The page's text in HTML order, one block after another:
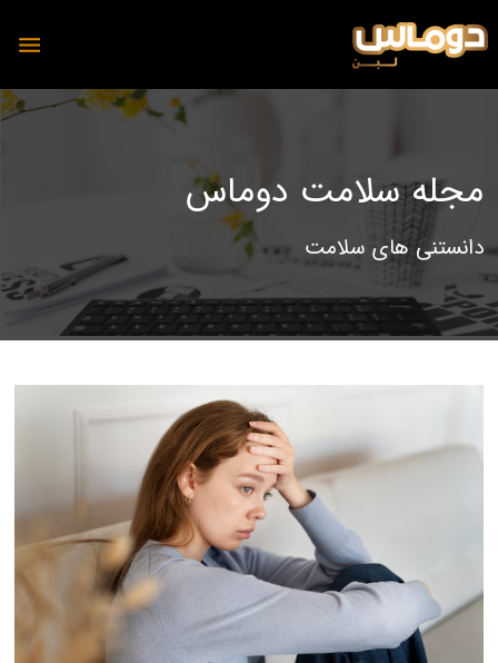
محصولات
دوماس
شیر
پنیر
تمیس
پنیر
دوغ
مجله آشپزی دوماس
سینما دوماس
رادیو دوماس
دانستنی های سلامت
English
مجله سلامت دوماس
دانستنی های سلامت